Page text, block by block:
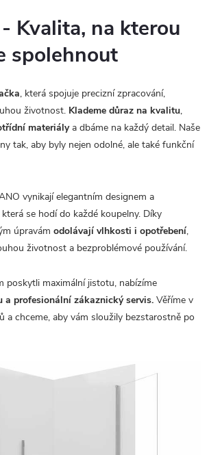
Kvalita, na kterou
spolehnout
, která spojuje precizní zpracování,
životnost. Klademe důraz na kvalitu,
materiálya dbáme na každý detail. Naše
tak, aby byly nejen odolné, ale také funkční
vynikají elegantním designem a
se hodí do každé koupelny. Díky
úpravám odolávají vlhkosti i opotřebení,
životnost a bezproblémové používání.
poskytli maximální jistotu, nabízíme
a profesionální zákaznický servis. Věříme v
a chceme, aby vám sloužily bezstarostně po